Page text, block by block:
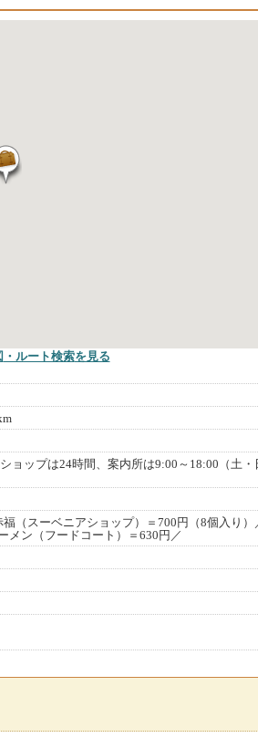
・ルート検索を見る
ョップは24時間、案内所は9:00～18:00（土・
（スーベニアショップ）＝700円（8個入り）
メン（フードコート）＝630円／